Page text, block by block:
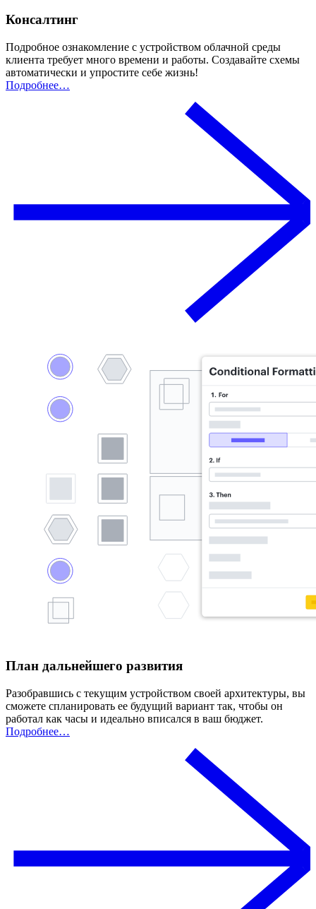
Консалтинг
Подробное ознакомление с устройством облачной среды
клиента требует много времени и работы. Создавайте схемы
автоматически и упростите себе жизнь!
Подробнее…
План дальнейшего развития
Разобравшись с текущим устройством своей архитектуры, вы
сможете спланировать ее будущий вариант так, чтобы он
работал как часы и идеально вписался в ваш бюджет.
Подробнее…